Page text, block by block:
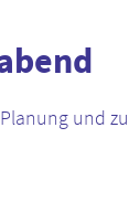
und